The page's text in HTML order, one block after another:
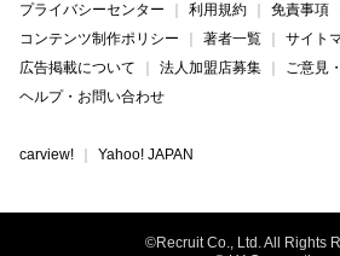
プライバシーセンター
利用規約
免責事項
コンテンツ制作ポリシー
著者一覧
サイト
広告掲載について
法人加盟店募集
ご意見
ヘルプ・お問い合わせ
carview! Yahoo! JAPAN
©Recruit Co., Ltd. All Rights